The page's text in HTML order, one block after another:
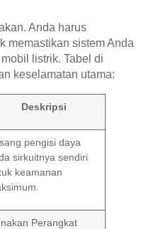
Anda harus
memastikan sistem Anda
listrik. Tabel di
keselamatan utama:
Deskripsi
pengisi daya
sirkuitnya sendiri
keamanan
Perangkat